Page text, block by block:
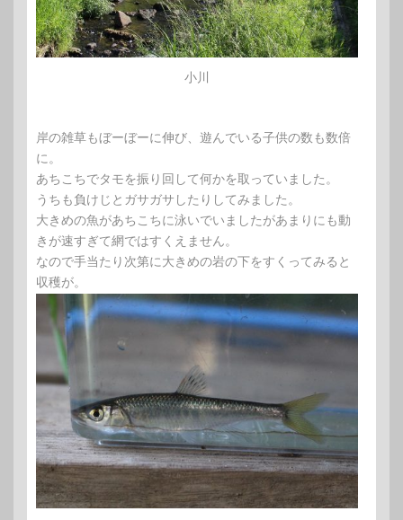
小川
岸の雑草もぼーぼーに伸び、遊んでいる子供の数も数倍
に。
あちこちでタモを振り回して何かを取っていました。
うちも負けじとガサガサしたりしてみました。
大きめの魚があちこちに泳いでいましたがあまりにも動
きが速すぎて網ではすくえません。
なので手当たり次第に大きめの岩の下をすくってみると
収穫が。